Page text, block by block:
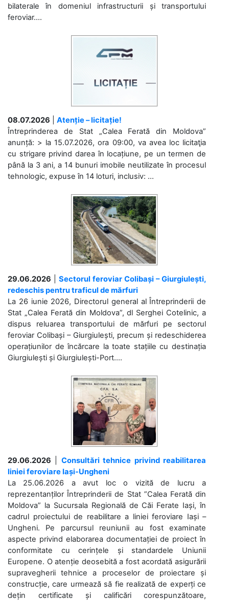
bilaterale în domeniul infrastructurii și transportului
feroviar....
08.07.2026
Atenție – licitație!
Întreprinderea de Stat „Calea Ferată din Moldova”
anunță: > la 15.07.2026, ora 09:00, va avea loc licitaţia
cu strigare privind darea în locațiune, pe un termen de
până la 3 ani, a 14 bunuri imobile neutilizate în procesul
tehnologic, expuse în 14 loturi, inclusiv: ...
29.06.2026
Sectorul feroviar Colibași – Giurgiulești,
redeschis pentru traficul de mărfuri
La 26 iunie 2026, Directorul general al Întreprinderii de
Stat „Calea Ferată din Moldova”, dl Serghei Cotelinic, a
dispus reluarea transportului de mărfuri pe sectorul
feroviar Colibași – Giurgiulești, precum și redeschiderea
operațiunilor de încărcare la toate stațiile cu destinația
Giurgiulești și Giurgiulești-Port....
29.06.2026
Consultări tehnice privind reabilitarea
liniei feroviare Iași-Ungheni
La 25.06.2026 a avut loc o vizită de lucru a
reprezentanților Întreprinderii de Stat ”Calea Ferată din
Moldova” la Sucursala Regională de Căi Ferate Iași, în
cadrul proiectului de reabilitare a liniei feroviare Iași –
Ungheni. Pe parcursul reuniunii au fost examinate
aspecte privind elaborarea documentației de proiect în
conformitate cu cerințele și standardele Uniunii
Europene. O atenție deosebită a fost acordată asigurării
supravegherii tehnice a proceselor de proiectare și
construcție, care urmează să fie realizată de experți ce
dețin certificate și calificări corespunzătoare,